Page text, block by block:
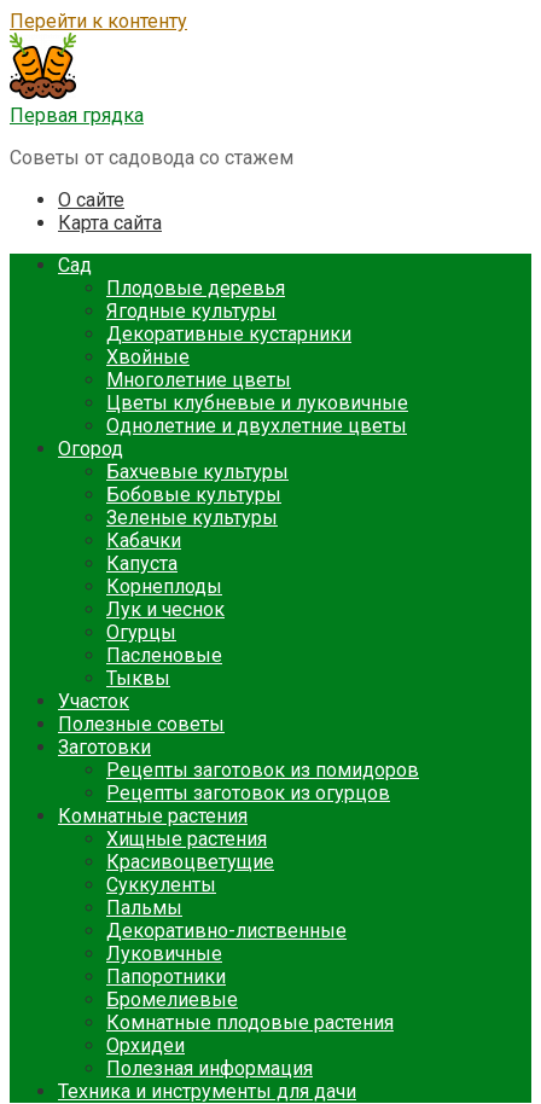
Перейти к контенту
Первая грядка
Советы от садовода со стажем
О сайте
Карта сайта
Сад
Плодовые деревья
Ягодные культуры
Декоративные кустарники
Хвойные
Многолетние цветы
Цветы клубневые и луковичные
Однолетние и двухлетние цветы
Огород
Бахчевые культуры
Бобовые культуры
Зеленые культуры
Кабачки
Капуста
Корнеплоды
Лук и чеснок
Огурцы
Пасленовые
Тыквы
Участок
Полезные советы
Заготовки
Рецепты заготовок из помидоров
Рецепты заготовок из огурцов
Комнатные растения
Хищные растения
Красивоцветущие
Суккуленты
Пальмы
Декоративно-лиственные
Луковичные
Папоротники
Бромелиевые
Комнатные плодовые растения
Орхидеи
Полезная информация
Техника и инструменты для дачи